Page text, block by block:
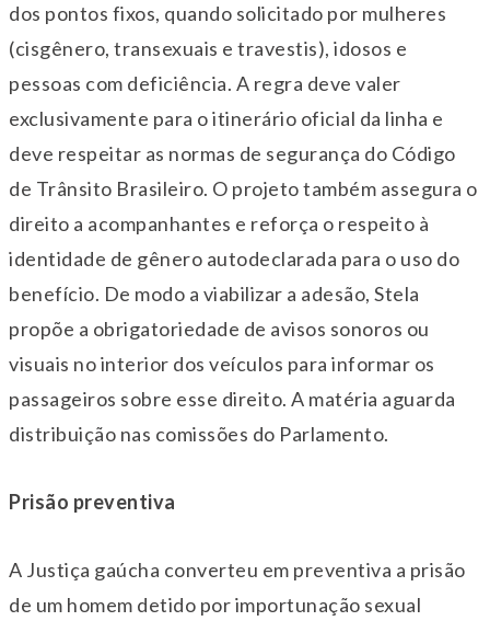
dos pontos fixos, quando solicitado por mulheres
(cisgênero, transexuais e travestis), idosos e
pessoas com deficiência. A regra deve valer
exclusivamente para o itinerário oficial da linha e
deve respeitar as normas de segurança do Código
de Trânsito Brasileiro. O projeto também assegura o
direito a acompanhantes e reforça o respeito à
identidade de gênero autodeclarada para o uso do
benefício. De modo a viabilizar a adesão, Stela
propõe a obrigatoriedade de avisos sonoros ou
visuais no interior dos veículos para informar os
passageiros sobre esse direito. A matéria aguarda
distribuição nas comissões do Parlamento.
Prisão preventiva
A Justiça gaúcha converteu em preventiva a prisão
de um homem detido por importunação sexual